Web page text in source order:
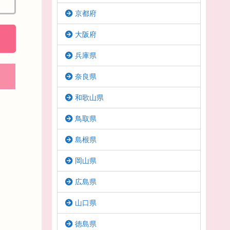
京都府
大阪府
兵庫県
奈良県
和歌山県
鳥取県
島根県
岡山県
広島県
山口県
徳島県